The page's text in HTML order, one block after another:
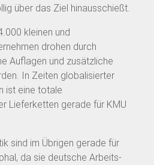
über das Ziel hinausschießt.
kleinen und
drohen durch
Auflagen und zusätzliche
In Zeiten globalisierter
ist eine totale
Lieferketten gerade für KMU
sind im Übrigen gerade für
da sie deutsche Arbeits-